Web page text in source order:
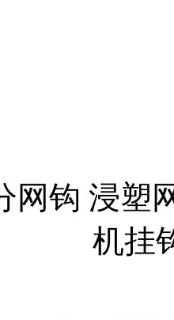
网钩 浸塑
机挂